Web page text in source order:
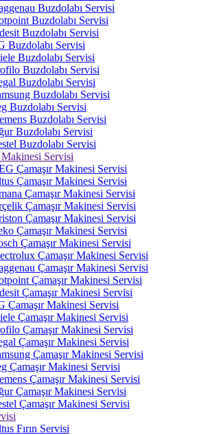
Buzdolabı Servisi
Buzdolabı Servisi
Buzdolabı Servisi
Buzdolabı Servisi
Buzdolabı Servisi
Buzdolabı Servisi
Buzdolabı Servisi
Buzdolabı Servisi
Buzdolabı Servisi
Buzdolabı Servisi
Buzdolabı Servisi
Buzdolabı Servisi
Makinesi Servisi
Çamaşır Makinesi Servisi
Çamaşır Makinesi Servisi
Çamaşır Makinesi Servisi
Çamaşır Makinesi Servisi
Çamaşır Makinesi Servisi
Çamaşır Makinesi Servisi
Çamaşır Makinesi Servisi
Çamaşır Makinesi Servisi
Çamaşır Makinesi Servisi
Çamaşır Makinesi Servisi
Çamaşır Makinesi Servisi
Çamaşır Makinesi Servisi
Çamaşır Makinesi Servisi
Çamaşır Makinesi Servisi
Çamaşır Makinesi Servisi
Çamaşır Makinesi Servisi
Çamaşır Makinesi Servisi
Çamaşır Makinesi Servisi
Çamaşır Makinesi Servisi
Çamaşır Makinesi Servisi
Fırın Servisi